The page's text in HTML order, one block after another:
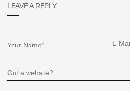
LEAVE A REPLY